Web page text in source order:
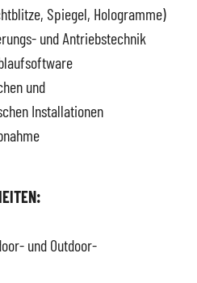
Spiegel, Hologramme)
und Antriebstechnik
und
Installationen
und Outdoor-